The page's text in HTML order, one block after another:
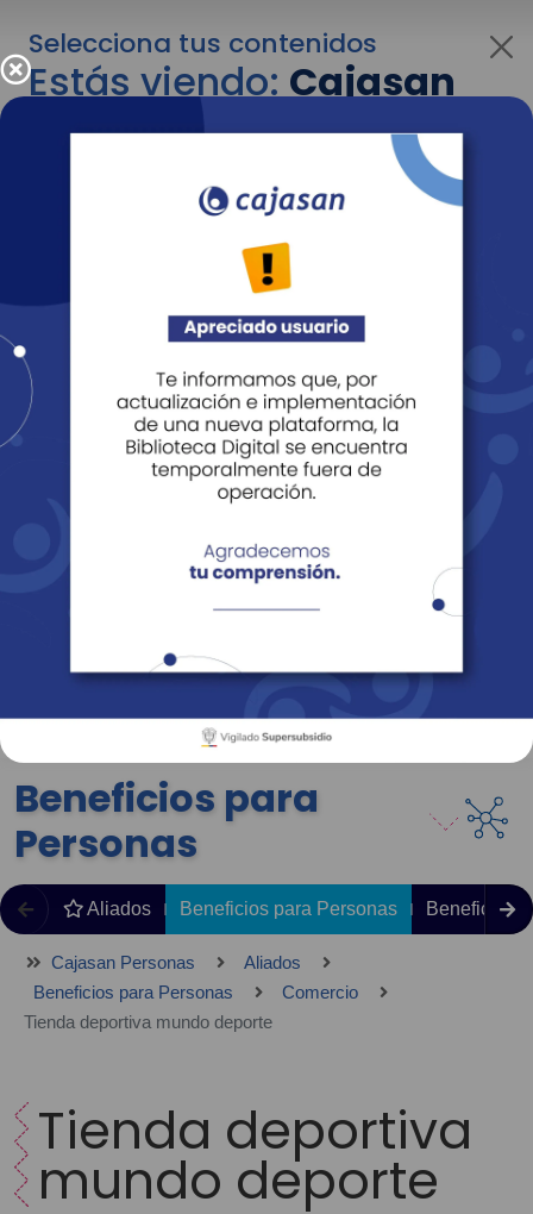
Selecciona tus contenidos
Estás viendo:Cajasan
para personas
Para cambiar al contenido de tu interés más
adelante recuerda utilizar el menú
Entendido
Revista Fácil Vivir
Sedes Directorio Servicios En Línea
Beneficios para
Personas
Aliados Beneficios para Personas Beneficios
Cajasan Personas
Aliados
Beneficios para Personas
Comercio
Tienda deportiva mundo deporte
Tienda deportiva
mundo deporte